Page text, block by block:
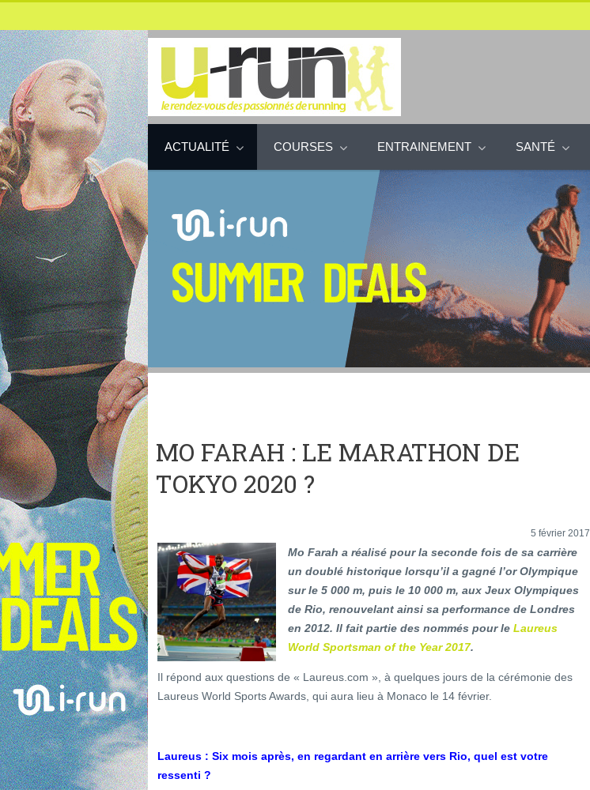
ACTUALITÉ COURSES ENTRAINEMENT SANTÉ
MO FARAH : LE MARATHON DE
TOKYO 2020 ?
5 février 2017
Mo Farah a réalisé pour la seconde fois de sa carrière
un doublé historique lorsqu’il a gagné l’or Olympique
sur le 5 000 m, puis le 10 000 m, aux Jeux Olympiques
de Rio, renouvelant ainsi sa performance de Londres
en 2012. Il fait partie des nommés pour le Laureus
World Sportsman of the Year 2017.
Il répond aux questions de « Laureus.com », à quelques jours de la cérémonie des
Laureus World Sports Awards, qui aura lieu à Monaco le 14 février.
Laureus : Six mois après, en regardant en arrière vers Rio, quel est votre
ressenti ?